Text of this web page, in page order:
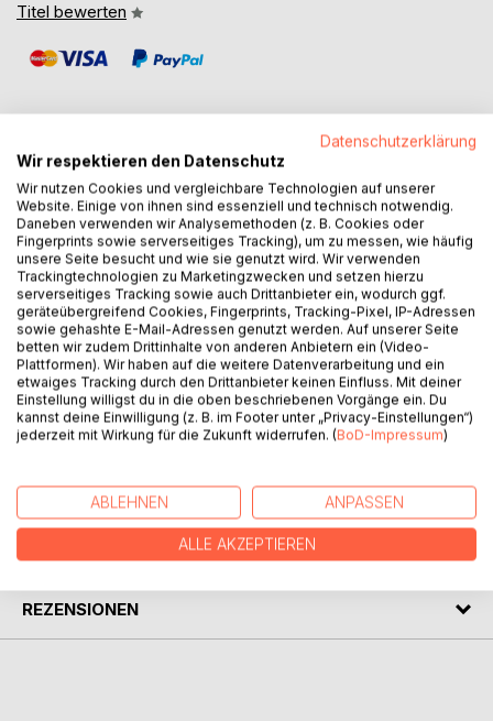
Titel bewerten
BESCHREIBUNG
Jule Pasch ist zu gut für diese Welt, doch sie wird vom
Pech verfolgt. Sie vermasselt ihren Uniabschluss, hat nur
Ärger in der Liebe und die falschen Freunde.
Als sie an einem Tiefpunkt angelangt ist, bekommt sie
überraschend einen Brief, der ihr Leben komplett
verändert.
"Herzerwärmend, clever, humorvoll - ein erstklassiger
Roman!" Mark Hesse
AUTOR/IN
REZENSIONEN
Datenschutzerklärung
Wir respektieren den Datenschutz
Wir nutzen Cookies und vergleichbare Technologien auf unserer
Website. Einige von ihnen sind essenziell und technisch notwendig.
Daneben verwenden wir Analysemethoden (z. B. Cookies oder
Fingerprints sowie serverseitiges Tracking), um zu messen, wie häufig
unsere Seite besucht und wie sie genutzt wird. Wir verwenden
Trackingtechnologien zu Marketingzwecken und setzen hierzu
serverseitiges Tracking sowie auch Drittanbieter ein, wodurch ggf.
geräteübergreifend Cookies, Fingerprints, Tracking-Pixel, IP-Adressen
sowie gehashte E-Mail-Adressen genutzt werden. Auf unserer Seite
betten wir zudem Drittinhalte von anderen Anbietern ein (Video-
Plattformen). Wir haben auf die weitere Datenverarbeitung und ein
etwaiges Tracking durch den Drittanbieter keinen Einfluss. Mit deiner
Einstellung willigst du in die oben beschriebenen Vorgänge ein. Du
kannst deine Einwilligung (z. B. im Footer unter „Privacy-Einstellungen“)
jederzeit mit Wirkung für die Zukunft widerrufen. (BoD-Impressum)
ABLEHNEN ANPASSEN
ALLE AKZEPTIEREN